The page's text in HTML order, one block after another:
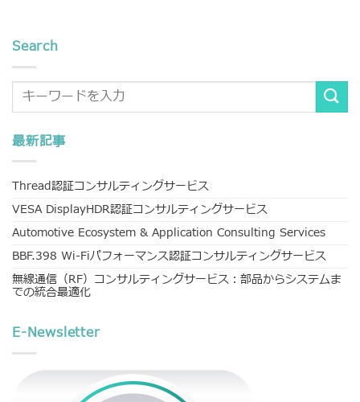
Search
最新記事
Thread認証コンサルティングサービス
VESA DisplayHDR認証コンサルティングサービス
Automotive Ecosystem & Application Consulting Services
BBF.398 Wi-Fiパフォーマンス認証コンサルティングサービス
無線通信（RF）コンサルティングサービス：部品からシステムま
での統合最適化
E-Newsletter